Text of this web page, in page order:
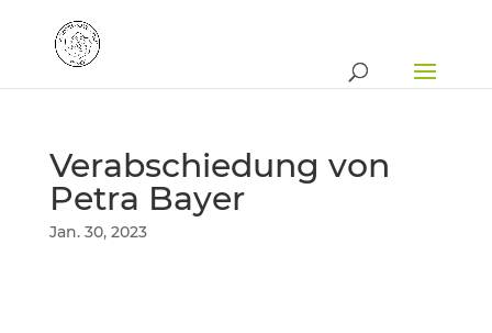
Verabschiedung von
Petra Bayer
Jan. 30, 2023